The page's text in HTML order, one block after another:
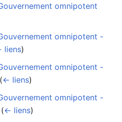
omnipotent
omnipotent -
liens)
omnipotent -
(← liens)
omnipotent -
(← liens)